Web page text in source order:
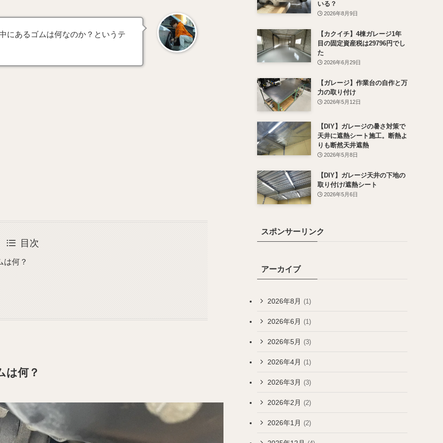
にあるゴムは何なのか？というテ
目次
は何？
は何？
いる？
2026年8月9日
【カクイチ】4棟ガレージ1年
目の固定資産税は29796円でし
た
2026年6月29日
【ガレージ】作業台の自作と万
力の取り付け
2026年5月12日
【DIY】ガレージの暑さ対策で
天井に遮熱シート施工。断熱よ
りも断然天井遮熱
2026年5月8日
【DIY】ガレージ天井の下地の
取り付け/遮熱シート
2026年5月6日
スポンサーリンク
アーカイブ
2026年8月 (1)
2026年6月 (1)
2026年5月 (3)
2026年4月 (1)
2026年3月 (3)
2026年2月 (2)
2026年1月 (2)